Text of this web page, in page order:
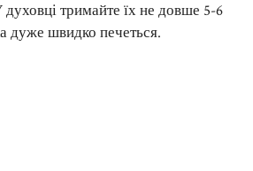
тримайте їх не довше 5-6
дуже швидко печеться.